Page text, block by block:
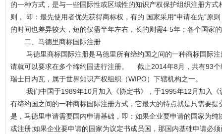
的一种方式，是与一些国际性或区域性的知识产权保护组织注册方
则， 即：最先使用者优先获得商标权，有的 国家采用“申请在先”原
的时间也差异较大，短的仅需半年左右，长的则需4-5年；各个国家
二、马德里商标国际注册
马德里商标国际注册是马德里所有缔约国之间的一种商标国际注
请就可以要求在多个缔约国进行注册。
截止2014年8月，共有93
瑞士日内瓦，属于世界知识产权组织（WIPO）下辖机构之一。
我们中国于1989年10月加入《协定书》，于1995年12月加入《
有缔约国之间的一种商标国际注册方式，它最大的特点就是只需要
是，马德里申请需要国内申请基础，即：如果企业要申请的国家为
或注册;如果企业要申请的国家为议定书成员国，那国内基础申请必